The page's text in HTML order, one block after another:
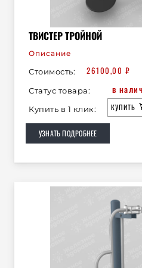
ТВИСТЕР ТРОЙНОЙ
Описание
Стоимость: 26100,00 ₽
Статус товара: в
Купить в 1 клик: КУПИТЬ
УЗНАТЬ ПОДРОБНЕЕ